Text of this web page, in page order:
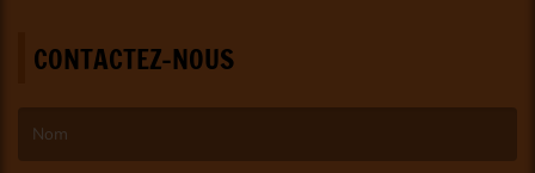
CONTACTEZ-NOUS